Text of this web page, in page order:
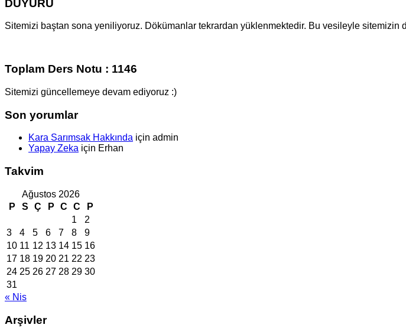
DUYURU
Sitemizi baştan sona yeniliyoruz. Dökümanlar tekrardan yüklenmektedir. Bu vesileyle sitemizin
Toplam Ders Notu : 1146
Sitemizi güncellemeye devam ediyoruz :)
Son yorumlar
Kara Sarımsak Hakkında için admin
Yapay Zeka için Erhan
Takvim
Ağustos 2026
P
S Ç P C C
P
1
2
3
4 5 6 7 8
9
10 11 12 13 14 15 16
17 18 19 20 21 22 23
24 25 26 27 28 29 30
31
« Nis
Arşivler